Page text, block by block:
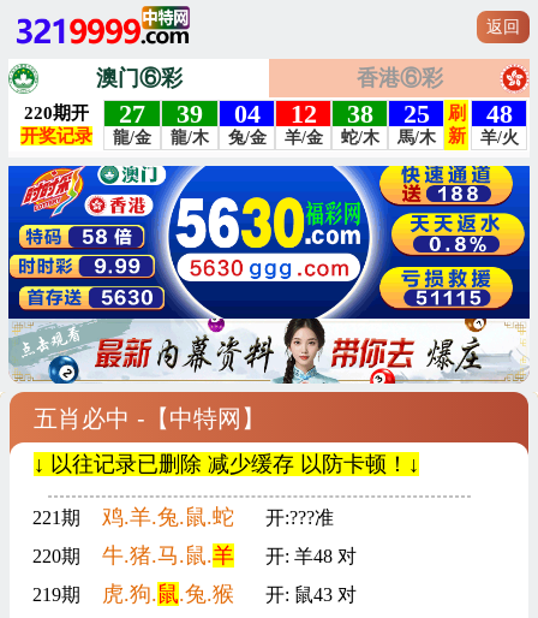
返回
澳门⑥彩 香港⑥彩